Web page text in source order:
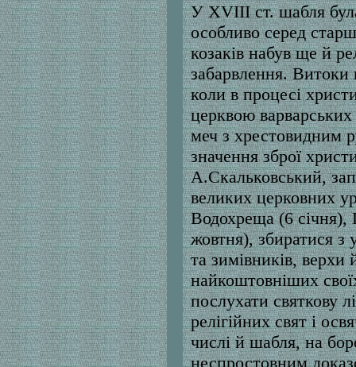
У XVIII ст. шабля
особливо серед
козаків набув ще й
забарвлення. Витоки
коли в процесі
церквою
меч з хрестовидним
значення зброї
А.Скальковський,
великих церковних
Водохреща (6 січня),
жовтня), збиратися з
та зимівників,
найкоштовніших
послухати святкову
релігійних свят і
числі й шабля, на
неспростовним